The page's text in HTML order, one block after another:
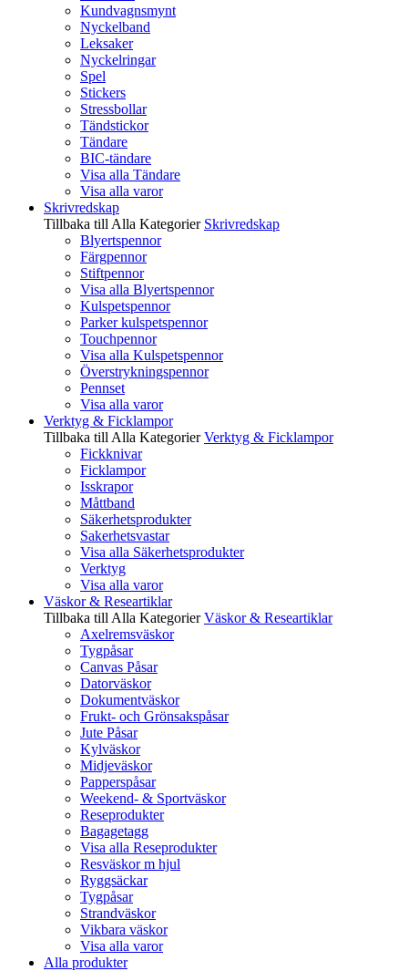
Kundvagnsmynt
Nyckelband
Leksaker
Nyckelringar
Spel
Stickers
Stressbollar
Tändstickor
Tändare
BIC-tändare
Visa alla Tändare
Visa alla varor
Skrivredskap
Tillbaka till Alla Kategorier Skrivredskap
Blyertspennor
Färgpennor
Stiftpennor
Visa alla Blyertspennor
Kulspetspennor
Parker kulspetspennor
Touchpennor
Visa alla Kulspetspennor
Överstrykningspennor
Pennset
Visa alla varor
Verktyg & Ficklampor
Tillbaka till Alla Kategorier Verktyg & Ficklampor
Fickknivar
Ficklampor
Isskrapor
Måttband
Säkerhetsprodukter
Sakerhetsvastar
Visa alla Säkerhetsprodukter
Verktyg
Visa alla varor
Väskor & Researtiklar
Tillbaka till Alla Kategorier Väskor & Researtiklar
Axelremsväskor
Tygpåsar
Canvas Påsar
Datorväskor
Dokumentväskor
Frukt- och Grönsakspåsar
Jute Påsar
Kylväskor
Midjeväskor
Papperspåsar
Weekend- & Sportväskor
Reseprodukter
Bagagetagg
Visa alla Reseprodukter
Resväskor m hjul
Ryggsäckar
Tygpåsar
Strandväskor
Vikbara väskor
Visa alla varor
Alla produkter